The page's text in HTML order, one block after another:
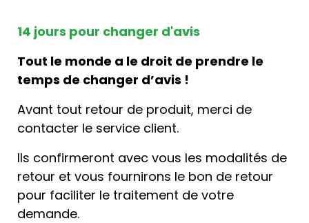
14 jours pour changer d'avis
Tout le monde a le droit de prendre le
temps de changer d’avis !
Avant tout retour de produit, merci de
contacter le service client.
Ils confirmeront avec vous les modalités de
retour et vous fournirons le bon de retour
pour faciliter le traitement de votre
demande.